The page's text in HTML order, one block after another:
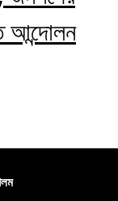
আন্দোলন